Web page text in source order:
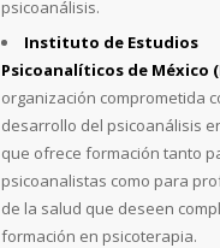
psicoanálisis.
Instituto de Estudios
Psicoanalíticos de México
organización comprometida
desarrollo del psicoanálisis
que ofrece formación tanto
psicoanalistas como para
de la salud que deseen
formación en psicoterapia.